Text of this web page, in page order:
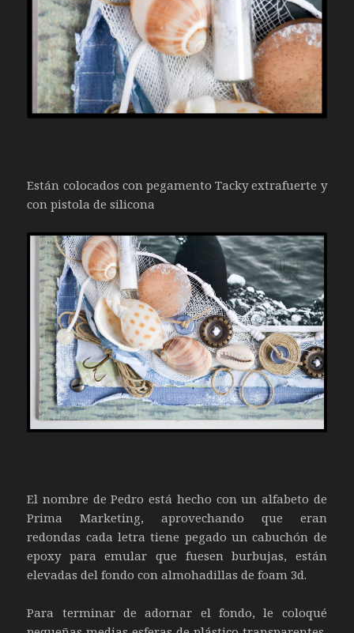
Están colocados con pegamento Tacky extrafuerte y
con pistola de silicona
El nombre de Pedro está hecho con un alfabeto de
Prima Marketing, aprovechando que eran
redondas cada letra tiene pegado un cabuchón de
epoxy para emular que fuesen burbujas, están
elevadas del fondo con almohadillas de foam 3d.
Para terminar de adornar el fondo, le coloqué